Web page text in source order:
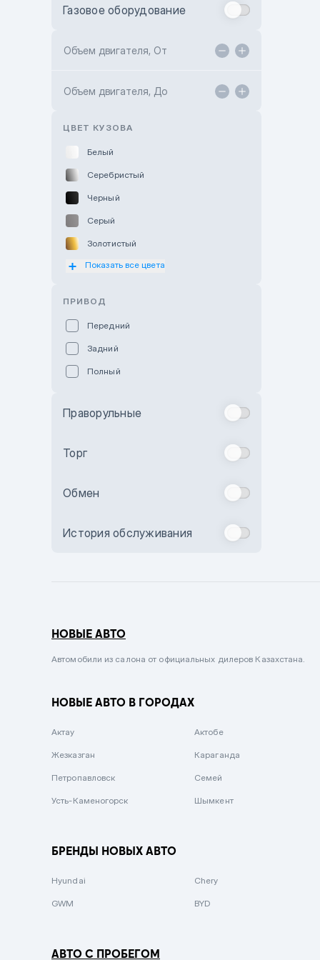
Toyota Kokshetau
Hyundai ShymCity
Газовое оборудование
Объем двигателя, От
Объем двигателя, До
ЦВЕТ КУЗОВА
Белый
Серебристый
Черный
Серый
Золотистый
Оранжевый
Бежевый
Комбинированный
Сиреневый металлик
Вишневый
Зеленый металлик
Показать все цвета
ПРИВОД
Передний
Задний
Полный
Праворульные
Торг
Обмен
История обслуживания
НОВЫЕ АВТО
Автомобили из салона от официальных дилеров Казахстана.
НОВЫЕ АВТО В ГОРОДАХ
Актау Актобе
Жезказган Караганда
Петропавловск Семей
Усть-Каменогорск Шымкент
БРЕНДЫ НОВЫХ АВТО
Hyundai Chery
GWM BYD
АВТО С ПРОБЕГОМ